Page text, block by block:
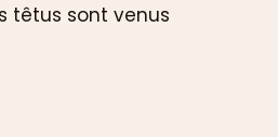
têtus sont venus